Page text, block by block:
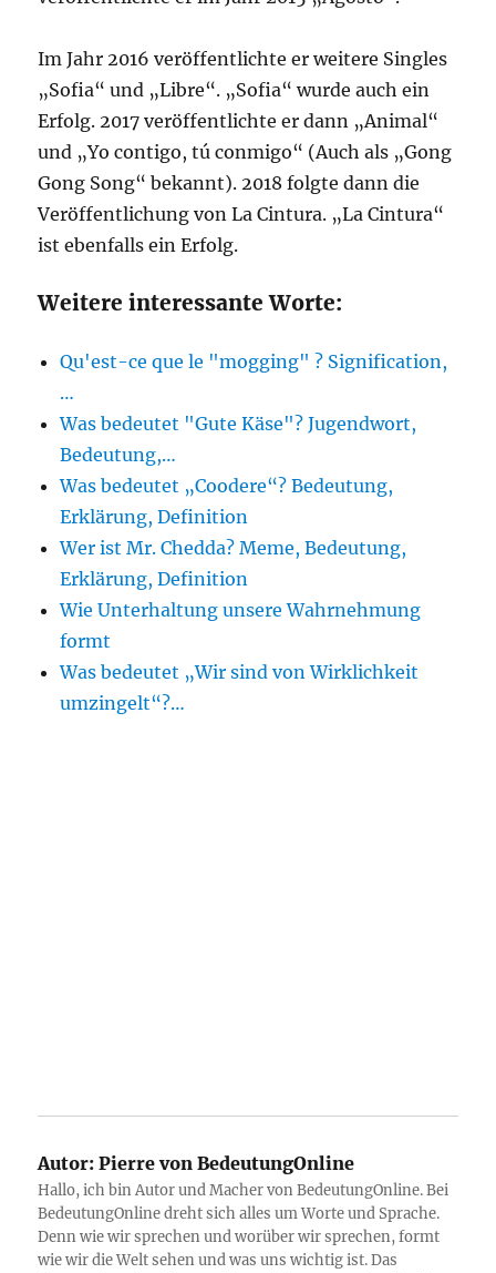
Im Jahr 2016 veröffentlichte er weitere Singles
„Sofia“ und „Libre“. „Sofia“ wurde auch ein
Erfolg. 2017 veröffentlichte er dann „Animal“
und „Yo contigo, tú conmigo“ (Auch als „Gong
Gong Song“ bekannt). 2018 folgte dann die
Veröffentlichung von La Cintura. „La Cintura“
ist ebenfalls ein Erfolg.
Weitere interessante Worte:
Qu'est-ce que le "mogging" ? Signification,
…
Was bedeutet "Gute Käse"? Jugendwort,
Bedeutung,…
Was bedeutet „Coodere“? Bedeutung,
Erklärung, Definition
Wer ist Mr. Chedda? Meme, Bedeutung,
Erklärung, Definition
Wie Unterhaltung unsere Wahrnehmung
formt
Was bedeutet „Wir sind von Wirklichkeit
umzingelt“?…
Autor: Pierre von BedeutungOnline
Hallo, ich bin Autor und Macher von BedeutungOnline. Bei
BedeutungOnline dreht sich alles um Worte und Sprache.
Denn wie wir sprechen und worüber wir sprechen, formt
wie wir die Welt sehen und was uns wichtig ist. Das